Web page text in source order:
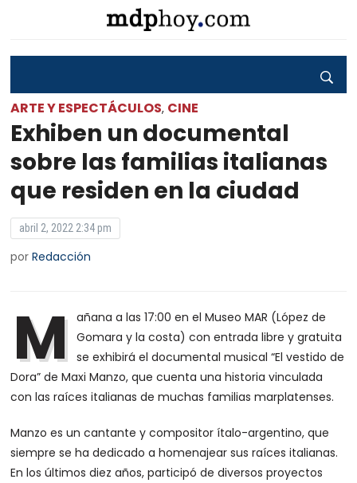
ARTE Y ESPECTÁCULOS, CINE
Exhiben un documental
sobre las familias italianas
que residen en la ciudad
abril 2, 2022 2:34 pm
porRedacción
M añana a las 17:00 en el Museo MAR (López de
Gomara y la costa) con entrada libre y gratuita
se exhibirá el documental musical “El vestido de
Dora” de Maxi Manzo, que cuenta una historia vinculada
con las raíces italianas de muchas familias marplatenses.
Manzo es un cantante y compositor ítalo-argentino, que
siempre se ha dedicado a homenajear sus raíces italianas.
En los últimos diez años, participó de diversos proyectos